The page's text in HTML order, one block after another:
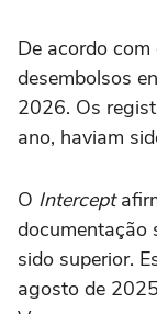
De acordo
desembolsos
2026. Os
ano, haviam
O Intercept
documentação
sido superior.
agosto de